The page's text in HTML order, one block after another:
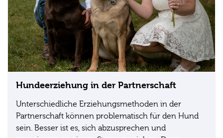
Hundeerziehung in der Partnerschaft
Unterschiedliche Erziehungsmethoden in der
Partnerschaft können problematisch für den Hund
sein. Besser ist es, sich abzusprechen und